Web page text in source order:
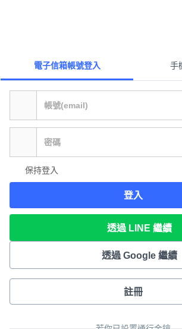
電子信箱帳號登入 手
保持登入
登入
透過 LINE 繼續
透過 Google 繼續
註冊